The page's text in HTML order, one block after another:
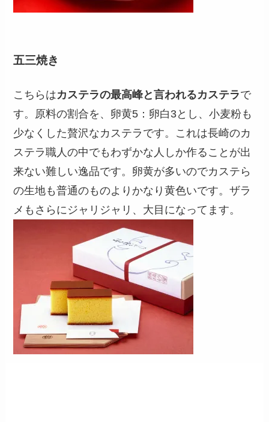
五三焼き
こちらはカステラの最高峰と言われるカステラで
す。原料の割合を、卵黄5：卵白3とし、小麦粉も
少なくした贅沢なカステラです。これは長崎のカ
ステラ職人の中でもわずかな人しか作ることが出
来ない難しい逸品です。卵黄が多いのでカステら
の生地も普通のものよりかなり黄色いです。ザラ
メもさらにジャリジャリ、大目になってます。